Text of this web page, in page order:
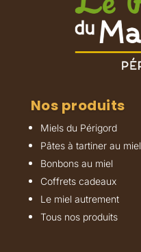
Nos produits
Miels du Périgord
Pâtes à tartiner au miel
Bonbons au miel
Coffrets cadeaux
Le miel autrement
Tous nos produits